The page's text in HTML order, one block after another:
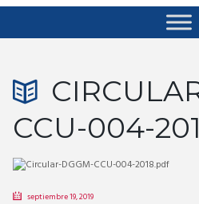
CCU-004-
septiembre 19, 2019